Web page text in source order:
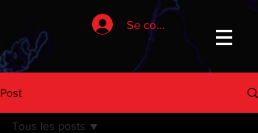
Se connecter
Post
Tous les posts